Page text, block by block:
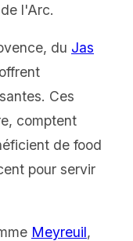
l'Arc.
du Jas
Ces
comptent
de food
pour servir
Meyreuil,